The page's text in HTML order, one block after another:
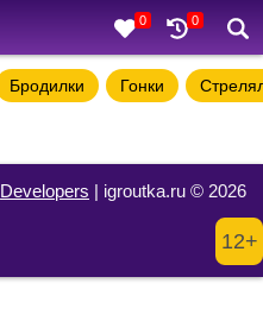
0 0
Бродилки Гонки
Developers | igroutka.ru © 2026
12+